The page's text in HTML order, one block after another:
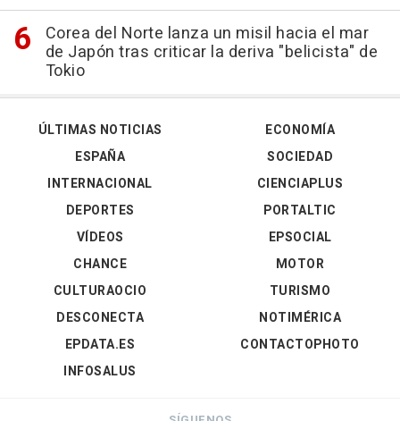
Corea del Norte lanza un misil hacia el mar
de Japón tras criticar la deriva "belicista" de
Tokio
ÚLTIMAS NOTICIAS
ESPAÑA
INTERNACIONAL
DEPORTES
VÍDEOS
ECONOMÍA
SOCIEDAD
CIENCIAPLUS
PORTALTIC
EPSOCIAL
CHANCE
CULTURAOCIO
DESCONECTA
EPDATA.ES
INFOSALUS
MOTOR
TURISMO
NOTIMÉRICA
CONTACTOPHOTO